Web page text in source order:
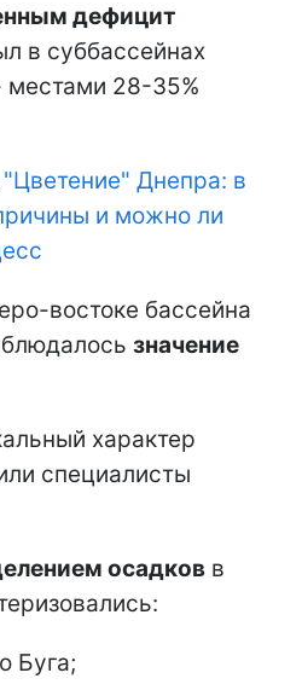
дефицит
в суббассейнах
28-35%
"Цветение" Днепра: в
и можно ли
востоке бассейна
значение
характер
специалисты
осадков в
Буга;